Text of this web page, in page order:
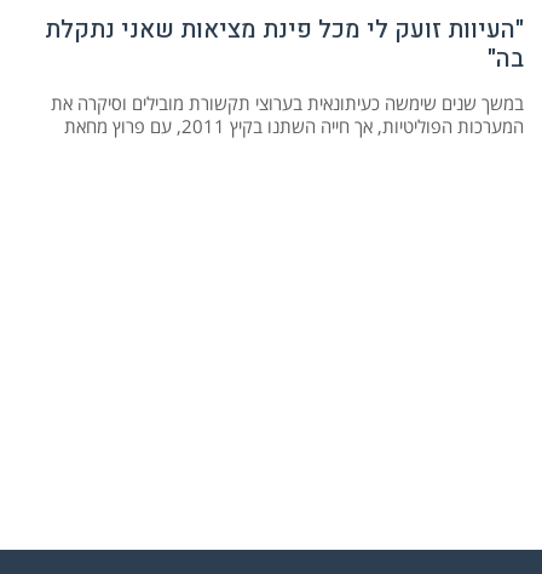
"העיוות זועק לי מכל פינת מציאות שאני נתקלת
בה"
במשך שנים שימשה כעיתונאית בערוצי תקשורת מובילים וסיקרה את
המערכות הפוליטיות, אך חייה השתנו בקיץ 2011, עם פרוץ מחאת